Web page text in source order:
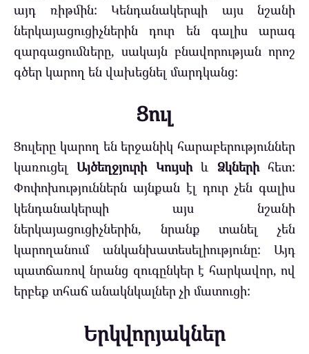
այդ ռիթմին: Կենդանակերպի այս նշանի
ներկայացուցիչներին դուր են գալիս արագ
զարգացումները, սակայն բնավորության որոշ
գծեր կարող են վախեցնել մարդկանց:
Ցուլ
Ցուլերը կարող են երջանիկ հարաբերություններ
կառուցել Այծեղջյուրի Կույսիև Ձկներիհետ:
Փոփոխություններն այնքան էլ դուր չեն գալիս
կենդանակերպի այս նշանի
ներկայացուցիչներին, նրանք տանել չեն
կարողանում անկանխատեսելիությունը: Այդ
պատճառով նրանց զուգընկեր է հարկավոր, ով
երբեք տհաճ անակնկալներ չի մատուցի:
Երկվորյակներ